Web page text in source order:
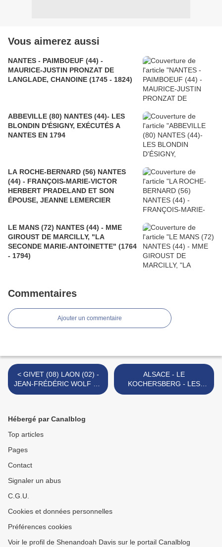
Vous aimerez aussi
NANTES - PAIMBOEUF (44) -
MAURICE-JUSTIN PRONZAT DE
LANGLADE, CHANOINE (1745 - 1824)
ABBEVILLE (80) NANTES (44)- LES
BLONDIN D'ÉSIGNY, EXÉCUTÉS A
NANTES EN 1794
LA ROCHE-BERNARD (56) NANTES
(44) - FRANÇOIS-MARIE-VICTOR
HERBERT PRADELAND ET SON
ÉPOUSE, JEANNE LEMERCIER
LE MANS (72) NANTES (44) - MME
GIROUST DE MARCILLY, "LA
SECONDE MARIE-ANTOINETTE" (1764
- 1794)
Commentaires
Ajouter un commentaire
< GIVET (08) LAON (02) -
JEAN-FRÉDÉRIC WOLF ET
SON FILS, PIERRE-
ALSACE - LE
KOCHERSBERG - LES
BANCS DU ROI DE ROME
Hébergé par Canalblog
Top articles
Pages
Contact
Signaler un abus
C.G.U.
Cookies et données personnelles
Préférences cookies
Voir le profil de Shenandoah Davis sur le portail Canalblog